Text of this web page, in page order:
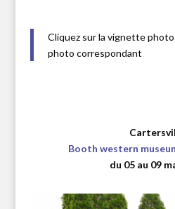
Cliquez sur la vignette
photo correspondant
Booth western
du 05 au 09